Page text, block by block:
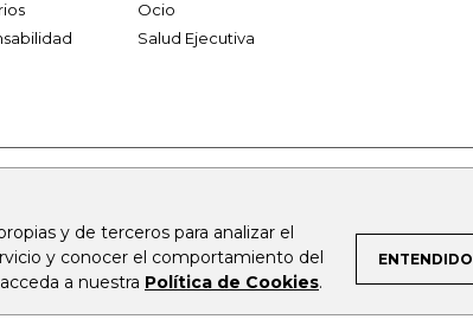
y de terceros para analizar el
y conocer el comportamiento del
a nuestra Política de Cookies.
ENTENDIDO
Ocio
Salud Ejecutiva
firmasdeabogados.com
bolsaencolombia.com
rcnradio.com noticiasrcn.com lafm.com.co